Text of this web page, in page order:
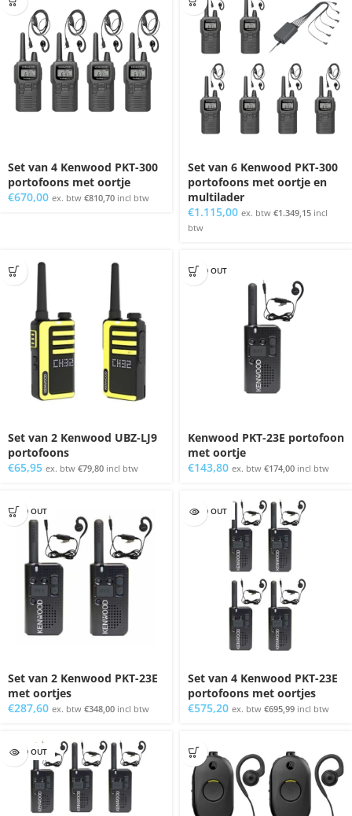
Set van 4 Kenwood PKT-300
portofoons met oortje
€670,00 ex. btw €810,70 incl btw
Set van 6 Kenwood PKT-300
portofoons met oortje en
multilader
€1.115,00 ex. btw €1.349,15 incl
btw
Set van 2 Kenwood UBZ-LJ9
portofoons
€65,95 ex. btw €79,80 incl btw
SOLD OUT
Kenwood PKT-23E portofoon
met oortje
€143,80 ex. btw €174,00 incl btw
SOLD OUT
Set van 2 Kenwood PKT-23E
met oortjes
€287,60 ex. btw €348,00 incl btw
SOLD OUT
Set van 4 Kenwood PKT-23E
portofoons met oortjes
€575,20 ex. btw €695,99 incl btw
SOLD OUT